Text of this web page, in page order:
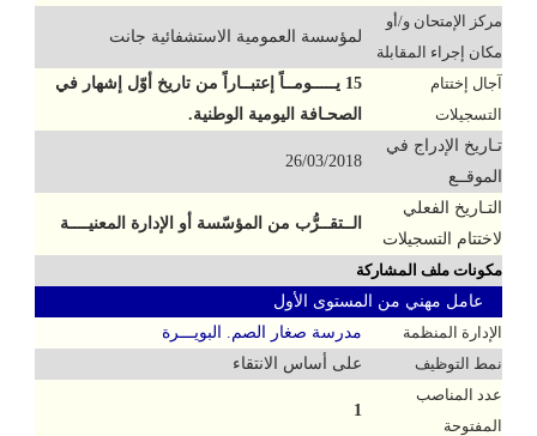
مركز الإمتحان و/أو
مكان إجراء المقابلة
لمؤسسة العمومية الاستشفائية جانت
آجال إختتام
التسجيلات
15 يـــــومــاً إعتبــاراً من تاريخ أوّل إشهار في
الصحـافة اليومية الوطنية.
تـاريخ الإدراج في
الموقــع
26/03/2018
التـاريخ الفعلي
لاختتام التسجيلات
الــتقــرُّب من المؤسّسة أو الإدارة المعنيــــة
مكونات ملف المشاركة
عامل مهني من المستوى الأول
الإدارة المنظمة
مدرسة صغار الصم. البويـــرة
نمط التوظيف
على أساس الانتقاء
عدد المناصب
المفتوحة
1